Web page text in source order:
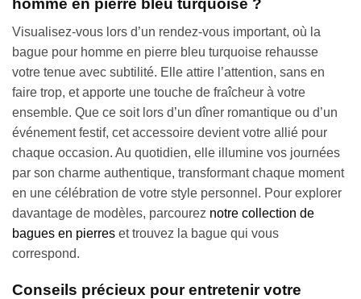
homme en pierre bleu turquoise ?
Visualisez-vous lors d’un rendez-vous important, où la
bague pour homme en pierre bleu turquoise rehausse
votre tenue avec subtilité. Elle attire l’attention, sans en
faire trop, et apporte une touche de fraîcheur à votre
ensemble. Que ce soit lors d’un dîner romantique ou d’un
événement festif, cet accessoire devient votre allié pour
chaque occasion. Au quotidien, elle illumine vos journées
par son charme authentique, transformant chaque moment
en une célébration de votre style personnel. Pour explorer
davantage de modèles, parcourez notre collection de
bagues en pierres et trouvez la bague qui vous
correspond.
Conseils précieux pour entretenir votre